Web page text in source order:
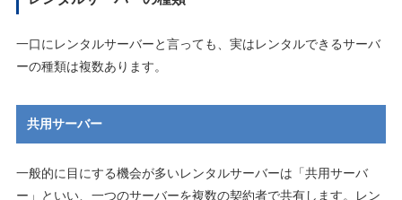
一口にレンタルサーバーと言っても、実はレンタルできるサーバ
ーの種類は複数あります。
共用サーバー
一般的に目にする機会が多いレンタルサーバーは「共用サーバ
ー」といい、一つのサーバーを複数の契約者で共有します。レン